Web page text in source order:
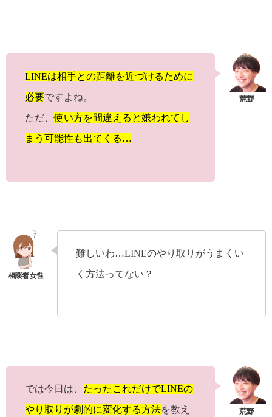
LINEは相手との距離を近づけるために
必要ですよね。
ただ、使い方を間違えると嫌われてし
まう可能性も出てくる…
難しいわ…LINEのやり取りがうまくい
く方法ってない？
では今日は、 たったこれだけでLINEの
やり取りが劇的に変化する方法を教え